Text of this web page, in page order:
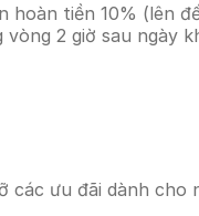
tiền 10% (lên
2 giờ sau ngày
ưu đãi dành cho